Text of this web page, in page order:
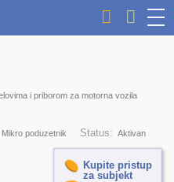
i priborom za motorna vozila
Mikro poduzetnik Status: Aktivan
Kupite pristup
za subjekt